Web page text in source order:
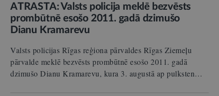
ATRASTA: Valsts policija meklē bezvēsts
prombūtnē esošo 2011. gadā dzimušo
Dianu Kramarevu
Valsts policijas Rīgas reģiona pārvaldes Rīgas Ziemeļu
pārvalde meklē bezvēsts prombūtnē esošo 2011. gadā
dzimušo Dianu Kramarevu, kura 3. augustā ap pulksten…